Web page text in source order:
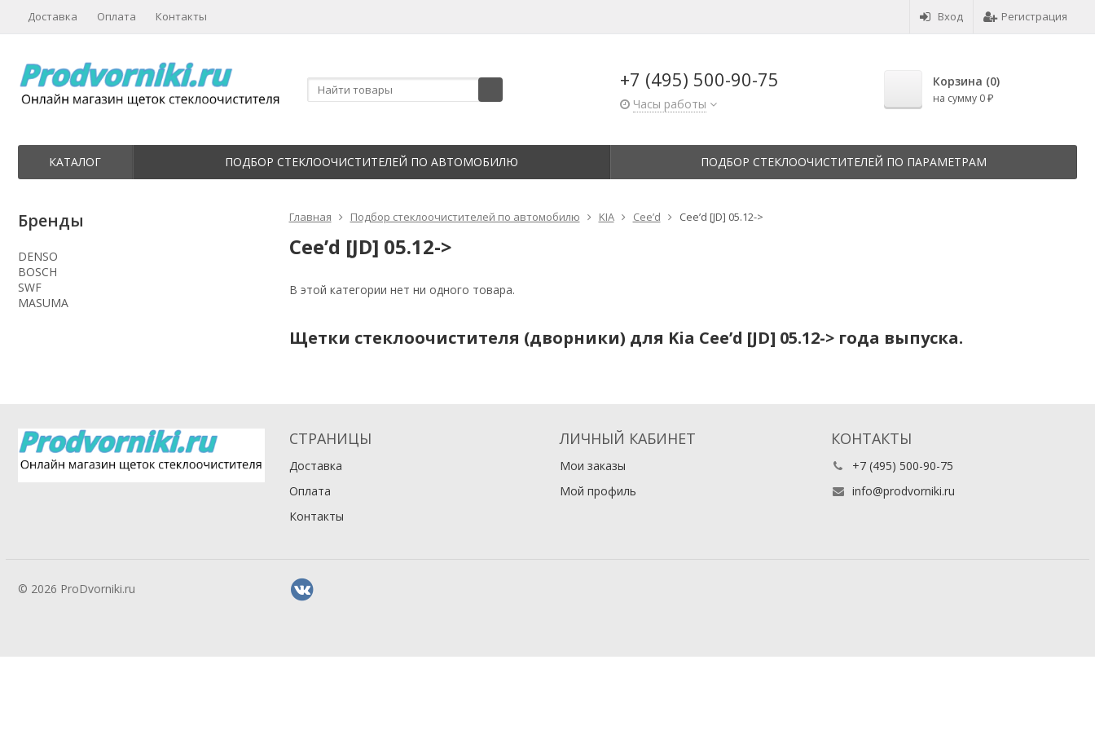
Вход Регистрация
Доставка Оплата Контакты
+7 (495) 500-90-75
Часы работы
Корзина (0)
на сумму 0 ₽
КАТАЛОГ ПОДБОР СТЕКЛООЧИСТИТЕЛЕЙ ПО АВТОМОБИЛЮ ПОДБОР СТЕКЛООЧИСТИТЕЛЕЙ ПО ПАРАМЕТРАМ
Главная Подбор стеклоочистителей по автомобилю KIA Cee’d Cee’d [JD] 05.12->
Cee’d [JD] 05.12->
В этой категории нет ни одного товара.
Щетки стеклоочистителя (дворники) для Kia Cee’d [JD] 05.12-> года выпуска.
Бренды
DENSO
BOSCH
SWF
MASUMA
СТРАНИЦЫ
Доставка
Оплата
Контакты
ЛИЧНЫЙ КАБИНЕТ
Мои заказы
Мой профиль
КОНТАКТЫ
+7 (495) 500-90-75
info@prodvorniki.ru
© 2026 ProDvorniki.ru